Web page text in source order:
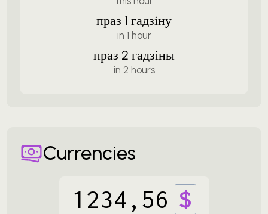
праз 1 гадзіну
in 1 hour
праз 2 гадзіны
in 2 hours
Currencies
1234 , 56 $